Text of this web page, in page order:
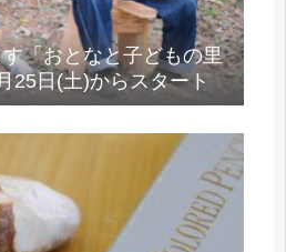
「おとなと子どもの里
25日(土)からスタート